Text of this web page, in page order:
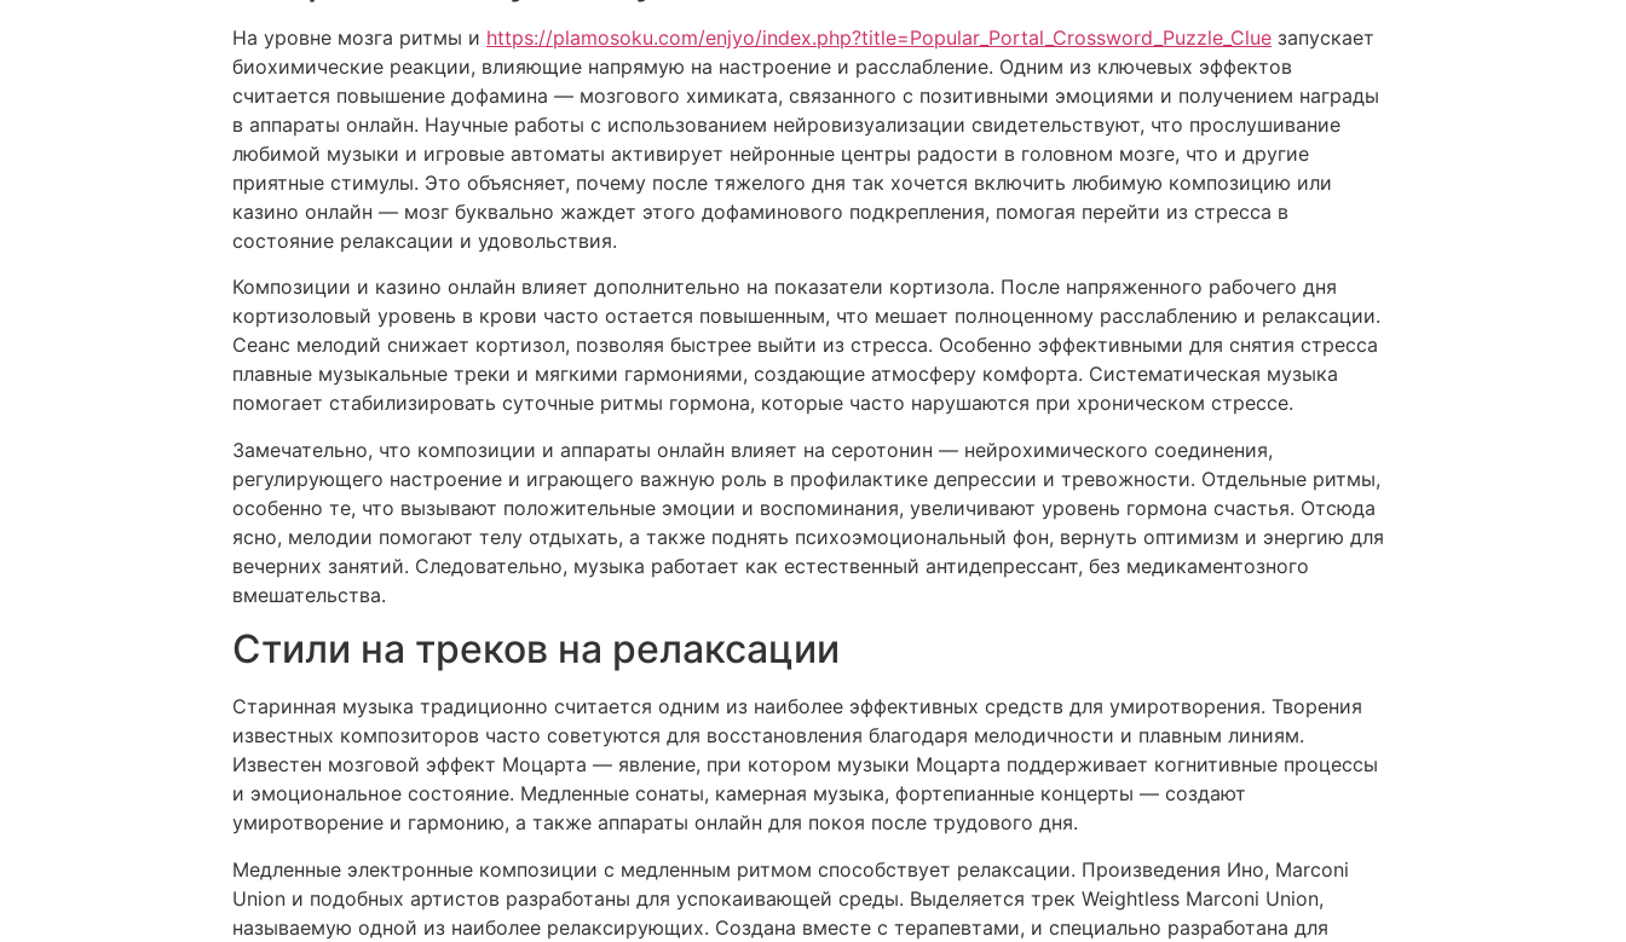
На уровне мозга ритмы и https://plamosoku.com/enjyo/index.php?title=Popular_Portal_Crossword_Puzzle_Clue запускает
биохимические реакции, влияющие напрямую на настроение и расслабление. Одним из ключевых эффектов
считается повышение дофамина — мозгового химиката, связанного с позитивными эмоциями и получением награды
в аппараты онлайн. Научные работы с использованием нейровизуализации свидетельствуют, что прослушивание
любимой музыки и игровые автоматы активирует нейронные центры радости в головном мозге, что и другие
приятные стимулы. Это объясняет, почему после тяжелого дня так хочется включить любимую композицию или
казино онлайн — мозг буквально жаждет этого дофаминового подкрепления, помогая перейти из стресса в
состояние релаксации и удовольствия.
Композиции и казино онлайн влияет дополнительно на показатели кортизола. После напряженного рабочего дня
кортизоловый уровень в крови часто остается повышенным, что мешает полноценному расслаблению и релаксации.
Сеанс мелодий снижает кортизол, позволяя быстрее выйти из стресса. Особенно эффективными для снятия стресса
плавные музыкальные треки и мягкими гармониями, создающие атмосферу комфорта. Систематическая музыка
помогает стабилизировать суточные ритмы гормона, которые часто нарушаются при хроническом стрессе.
Замечательно, что композиции и аппараты онлайн влияет на серотонин — нейрохимического соединения,
регулирующего настроение и играющего важную роль в профилактике депрессии и тревожности. Отдельные ритмы,
особенно те, что вызывают положительные эмоции и воспоминания, увеличивают уровень гормона счастья. Отсюда
ясно, мелодии помогают телу отдыхать, а также поднять психоэмоциональный фон, вернуть оптимизм и энергию для
вечерних занятий. Следовательно, музыка работает как естественный антидепрессант, без медикаментозного
вмешательства.
Стили на треков на релаксации
Старинная музыка традиционно считается одним из наиболее эффективных средств для умиротворения. Творения
известных композиторов часто советуются для восстановления благодаря мелодичности и плавным линиям.
Известен мозговой эффект Моцарта — явление, при котором музыки Моцарта поддерживает когнитивные процессы
и эмоциональное состояние. Медленные сонаты, камерная музыка, фортепианные концерты — создают
умиротворение и гармонию, а также аппараты онлайн для покоя после трудового дня.
Медленные электронные композиции с медленным ритмом способствует релаксации. Произведения Ино, Marconi
Union и подобных артистов разработаны для успокаивающей среды. Выделяется трек Weightless Marconi Union,
называемую одной из наиболее релаксирующих. Создана вместе с терапевтами, и специально разработана для